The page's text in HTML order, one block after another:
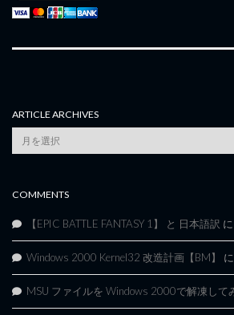
ARTICLE ARCHIVES
Article
Archives
COMMENTS
【EPIC BATTLE FANTASY 1】 と 日本語訳 に
Windows 2000 Kernel32 改造計画【BM】 に
MSU ファイルを Windows 2000で解凍して